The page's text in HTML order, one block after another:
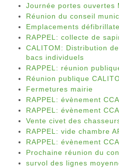
Journée portes ouvertes
Réunion du conseil
Emplacements
RAPPEL: collecte de
CALITOM: Distribution
bacs individuels
RAPPEL: réunion
Réunion publique
Fermetures mairie
RAPPEL: évènement
RAPPEL: évènement
Vente civet des
RAPPEL: vide chambre
RAPPEL: évènement
Prochaine réunion du
survol des lignes